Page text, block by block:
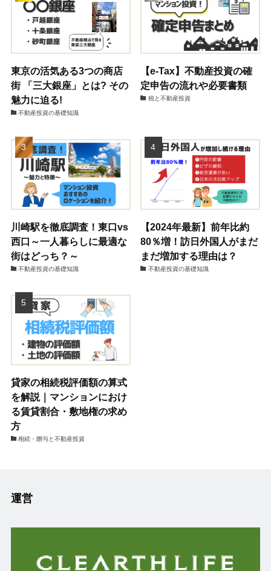
東京の活気ある3つの商店
街 「三大銀座」とは? その
魅力に迫る!
不動産投資の基礎知識
【e-Tax】不動産投資の確
定申告の流れや必要書類
税と不動産投資
川崎駅を徹底調査！東口vs
西口～一人暮らしに最適な
街はどっち？～
不動産投資の基礎知識
【2024年最新】前年比約
80％増！訪日外国人がまだ
まだ増加する理由は？
不動産投資の基礎知識
貸家の相続税評価額の算式
を解説｜マンションにおけ
る賃貸割合・敷地権の求め
方
相続・贈与と不動産投資
運営